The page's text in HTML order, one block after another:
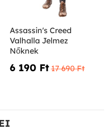
Assassin's Creed
Valhalla Jelmez
Nőknek
6 190 Ft‎ 17 690 Ft‎